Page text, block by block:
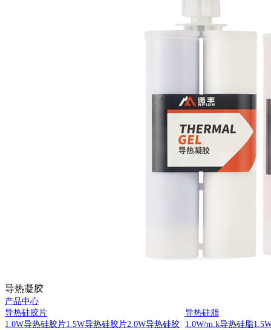
导热凝胶
产品中心
导热硅胶片
1.0W导热硅胶片1.5W导热硅胶片2.0W导热硅胶
导热硅脂
1.0W/m.k导热硅脂